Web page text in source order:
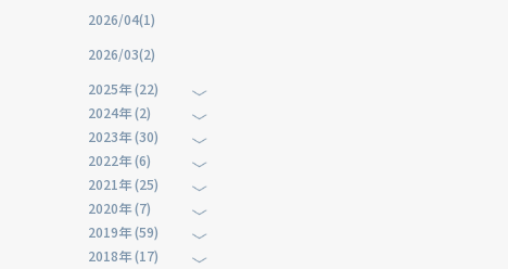
2026/04(1)
2026/03(2)
2025年 (22)
2024年 (2)
2023年 (30)
2022年 (6)
2021年 (25)
2020年 (7)
2019年 (59)
2018年 (17)